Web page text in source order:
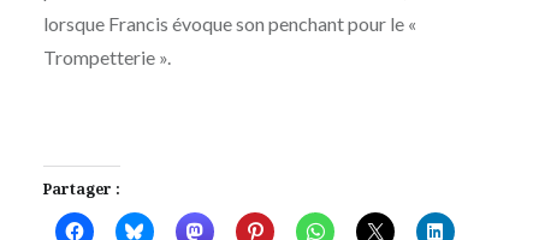
lorsque Francis évoque son penchant pour le «
Trompetterie ».
Partager :